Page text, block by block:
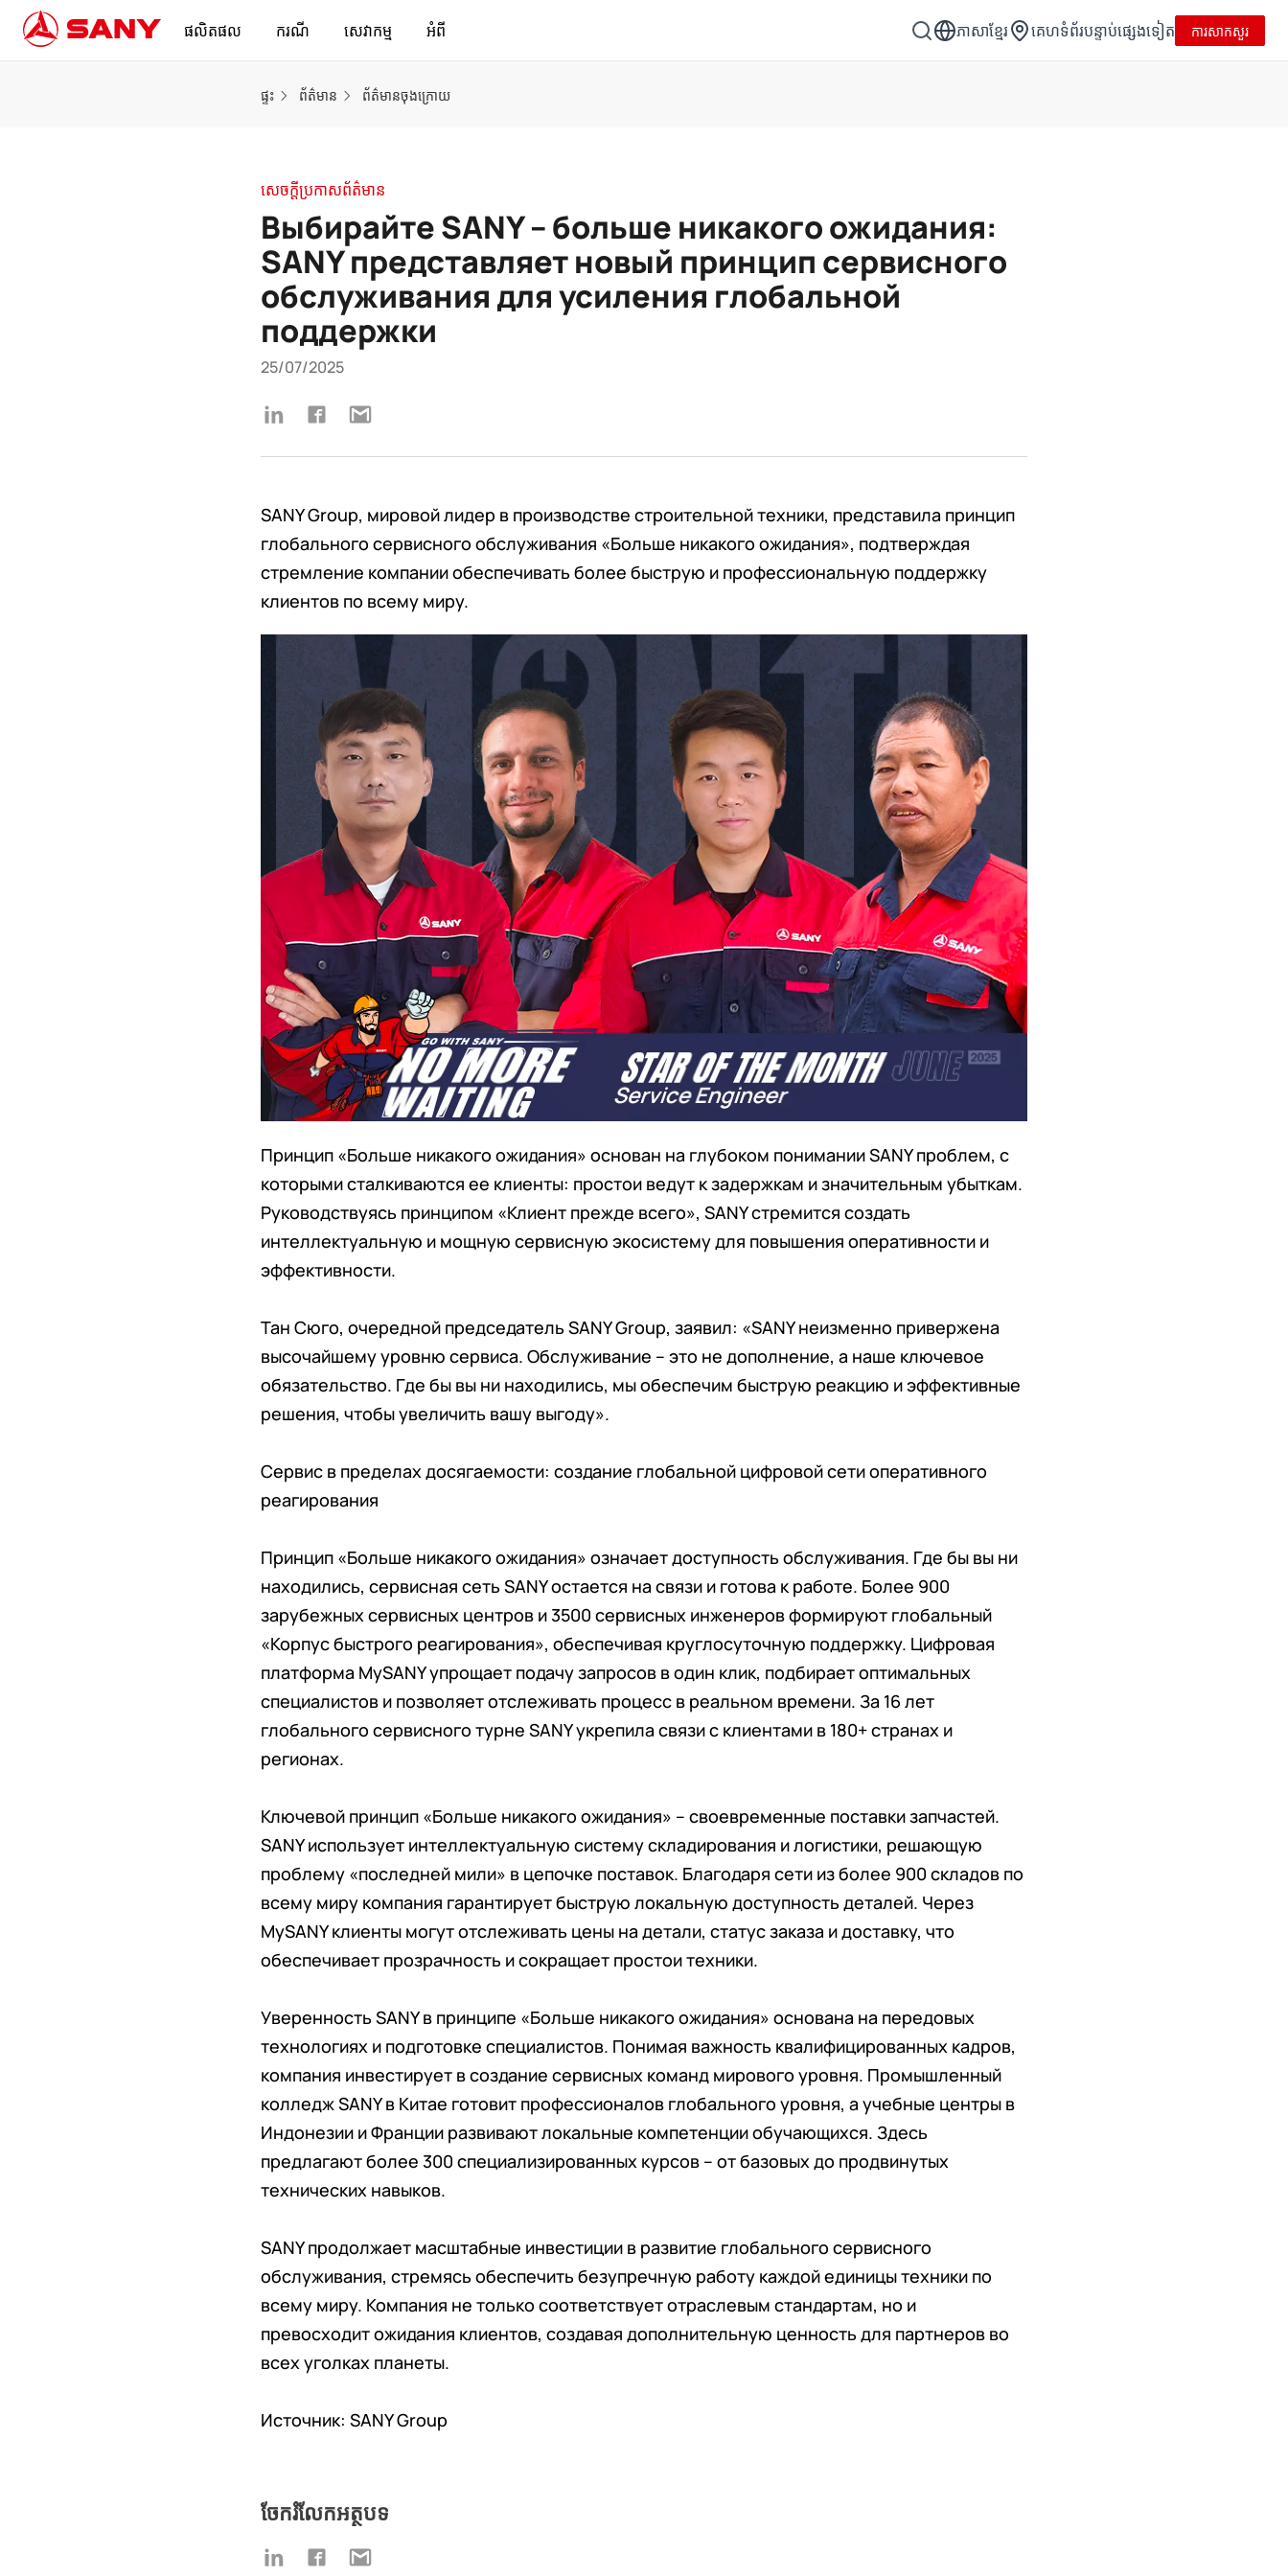
ផលិតផល ករណី សេវាកម្ម អំពី ភាសាខ្មែរ គេហទំព័របន្ទាប់ផ្សេងទៀត ការសាកសួរ
ផ្ទះ ព័ត៌មាន ព័ត៌មានចុងក្រោយ
សេចក្តីប្រកាសព័ត៌មាន
Выбирайте SANY – больше никакого ожидания:
SANY представляет новый принцип сервисного
обслуживания для усиления глобальной
поддержки
25/07/2025
SANY Group, мировой лидер в производстве строительной техники, представила принцип
глобального сервисного обслуживания «Больше никакого ожидания», подтверждая
стремление компании обеспечивать более быструю и профессиональную поддержку
клиентов по всему миру.
Принцип «Больше никакого ожидания» основан на глубоком понимании SANY проблем, с
которыми сталкиваются ее клиенты: простои ведут к задержкам и значительным убыткам.
Руководствуясь принципом «Клиент прежде всего», SANY стремится создать
интеллектуальную и мощную сервисную экосистему для повышения оперативности и
эффективности.
Тан Сюго, очередной председатель SANY Group, заявил: «SANY неизменно привержена
высочайшему уровню сервиса. Обслуживание – это не дополнение, а наше ключевое
обязательство. Где бы вы ни находились, мы обеспечим быструю реакцию и эффективные
решения, чтобы увеличить вашу выгоду».
Сервис в пределах досягаемости: создание глобальной цифровой сети оперативного
реагирования
Принцип «Больше никакого ожидания» означает доступность обслуживания. Где бы вы ни
находились, сервисная сеть SANY остается на связи и готова к работе. Более 900
зарубежных сервисных центров и 3500 сервисных инженеров формируют глобальный
«Корпус быстрого реагирования», обеспечивая круглосуточную поддержку. Цифровая
платформа MySANY упрощает подачу запросов в один клик, подбирает оптимальных
специалистов и позволяет отслеживать процесс в реальном времени. За 16 лет
глобального сервисного турне SANY укрепила связи с клиентами в 180+ странах и
регионах.
Ключевой принцип «Больше никакого ожидания» – своевременные поставки запчастей.
SANY использует интеллектуальную систему складирования и логистики, решающую
проблему «последней мили» в цепочке поставок. Благодаря сети из более 900 складов по
всему миру компания гарантирует быструю локальную доступность деталей. Через
MySANY клиенты могут отслеживать цены на детали, статус заказа и доставку, что
обеспечивает прозрачность и сокращает простои техники.
Уверенность SANY в принципе «Больше никакого ожидания» основана на передовых
технологиях и подготовке специалистов. Понимая важность квалифицированных кадров,
компания инвестирует в создание сервисных команд мирового уровня. Промышленный
колледж SANY в Китае готовит профессионалов глобального уровня, а учебные центры в
Индонезии и Франции развивают локальные компетенции обучающихся. Здесь
предлагают более 300 специализированных курсов – от базовых до продвинутых
технических навыков.
SANY продолжает масштабные инвестиции в развитие глобального сервисного
обслуживания, стремясь обеспечить безупречную работу каждой единицы техники по
всему миру. Компания не только соответствует отраслевым стандартам, но и
превосходит ожидания клиентов, создавая дополнительную ценность для партнеров во
всех уголках планеты.
Источник: SANY Group
ចែករំលែកអត្ថបទ